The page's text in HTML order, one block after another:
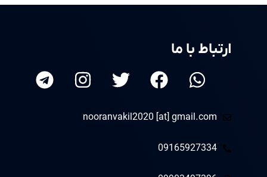
ارتباط با ما
nooranvakil2020 [at] gmail.com
09165927334